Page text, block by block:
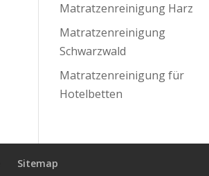
Matratzenreinigung Harz
Matratzenreinigung
Schwarzwald
Matratzenreinigung für
Hotelbetten
Sitemap